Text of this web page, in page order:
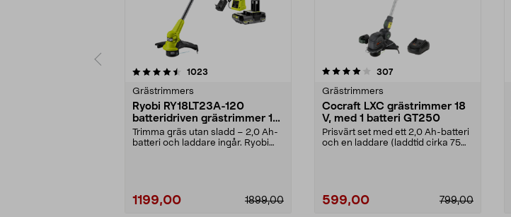
1023
Grästrimmers
Ryobi RY18LT23A-120
batteridriven grästrimmer 18
V
Trimma gräs utan sladd – 2,0 Ah-
batteri och laddare ingår. Ryobi
1199,00 1899,00
4.0 av 5 stjärnor 307recensioner
Grästrimmers
Cocraft LXC grästrimmer 18
V, med 1 batteri GT250
Prisvärt set med ett 2,0 Ah-batteri
och en laddare (laddtid cirka 75
599,00 799,00
4.5 av 5 stjärnor